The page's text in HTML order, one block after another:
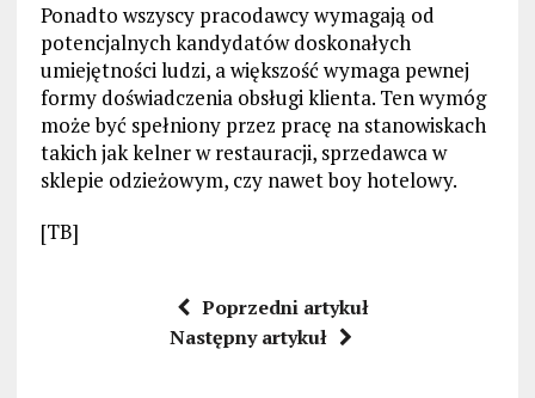
Ponadto wszyscy pracodawcy wymagają od
potencjalnych kandydatów doskonałych
umiejętności ludzi, a większość wymaga pewnej
formy doświadczenia obsługi klienta. Ten wymóg
może być spełniony przez pracę na stanowiskach
takich jak kelner w restauracji, sprzedawca w
sklepie odzieżowym, czy nawet boy hotelowy.
[TB]
Poprzedni artykuł
Następny artykuł